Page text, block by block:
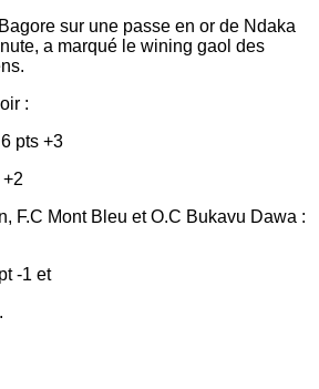
sur une passe en or de Ndaka
a marqué le wining gaol des
:
pts +3
F.C Mont Bleu et O.C Bukavu Dawa :
-1 et